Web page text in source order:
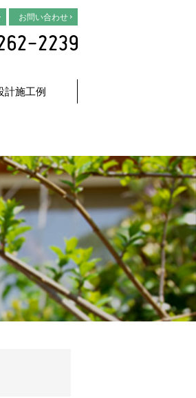
お問い合わせ
計施工例